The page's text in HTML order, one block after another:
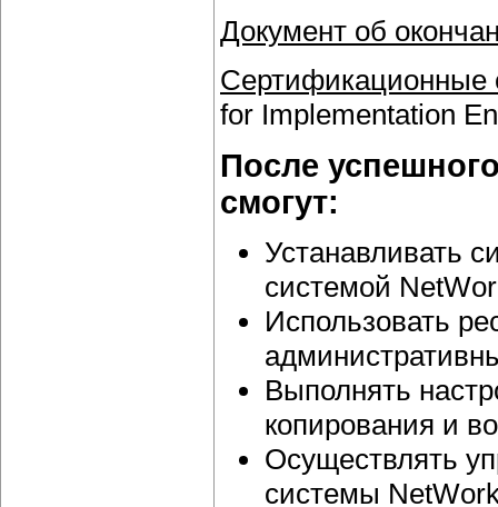
Документ об
Сертификационные
for Implementation
После
смогут:
Устанавливать
системой
Использовать
Выполнять
копирования и
Осуществлять
системы